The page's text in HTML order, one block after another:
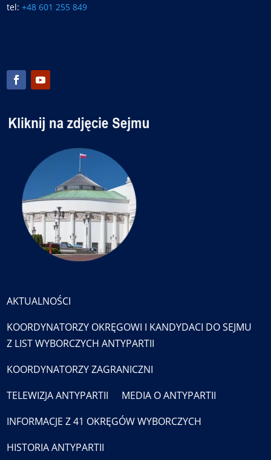
tel:+48 601 255 849
AKTUALNOŚCI
KOORDYNATORZY OKRĘGOWI I KANDYDACI DO SEJMU
Z LIST WYBORCZYCH ANTYPARTII
KOORDYNATORZY ZAGRANICZNI
TELEWIZJA ANTYPARTII
MEDIA O ANTYPARTII
INFORMACJE Z 41 OKRĘGÓW WYBORCZYCH
HISTORIA ANTYPARTII